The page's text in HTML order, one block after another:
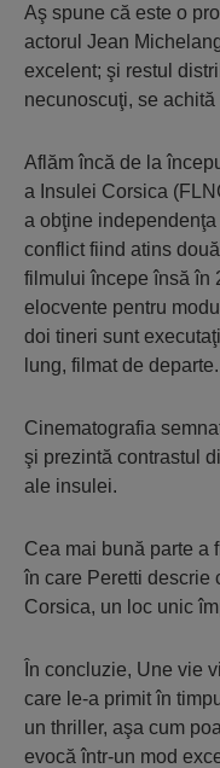
Aş spune că este o
actorul Jean
excelent; şi restul
necunoscuţi, se
Aflăm încă de la
a Insulei Corsica
a obţine
conflict fiind atins
filmului începe însă în
elocvente pentru
doi tineri sunt
lung, filmat de departe.
Cinematografia
şi prezintă contrastul
ale insulei.
Cea mai bună parte a
în care Peretti descrie
Corsica, un loc unic
În concluzie, Une vie
care le-a primit în
un thriller, aşa cum
evocă într-un mod